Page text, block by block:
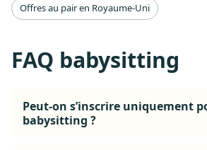
Offres au pair en Royaume-Uni
FAQ babysitting
Peut-on s’inscrire uniquement
babysitting ?